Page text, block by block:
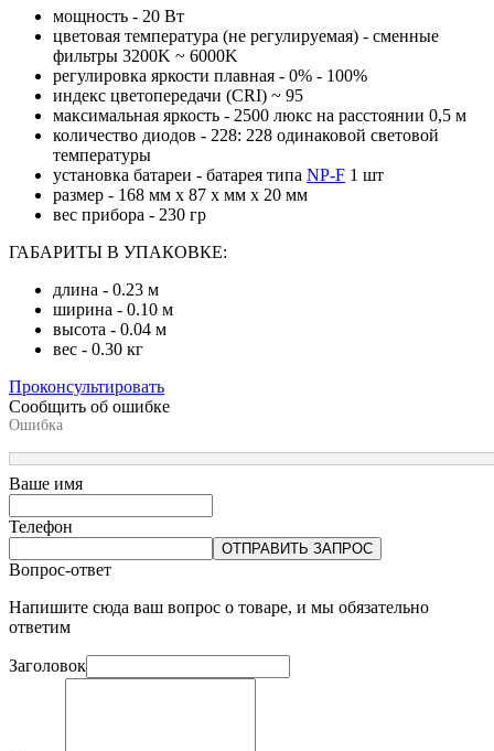
мощность - 20 Вт
цветовая температура (не регулируемая) - сменные
фильтры 3200K ~ 6000K
регулировка яркости плавная - 0% - 100%
индекс цветопередачи (CRI) ~ 95
максимальная яркость - 2500 люкс на расстоянии 0,5 м
количество диодов - 228: 228 одинаковой световой
температуры
установка батареи - батарея типа NP-F 1 шт
размер - 168 мм х 87 х мм х 20 мм
вес прибора - 230 гр
ГАБАРИТЫ В УПАКОВКЕ:
длина - 0.23 м
ширина - 0.10 м
высота - 0.04 м
вес - 0.30 кг
Проконсультировать
Сообщить об ошибке
Ошибка
Ваше имя
Телефон
ОТПРАВИТЬ ЗАПРОС
Вопрос-ответ
Напишите сюда ваш вопрос о товаре, и мы обязательно
ответим
Заголовок